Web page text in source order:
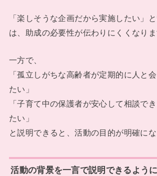
「楽しそうな企画だから実施したい」
は、助成の必要性が伝わりにくくなりま
一方で、
「孤立しがちな高齢者が定期的に人と
たい」
「子育て中の保護者が安心して相談で
たい」
と説明できると、活動の目的が明確にな
活動の背景を一言で説明できるよう